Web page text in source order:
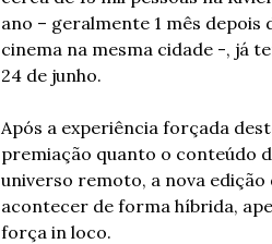
ano – geralmente 1 mês
cinema na mesma cidade -, já
24 de junho.
Após a experiência forçada
premiação quanto o conteúdo
universo remoto, a nova edição
acontecer de forma híbrida,
força in loco.